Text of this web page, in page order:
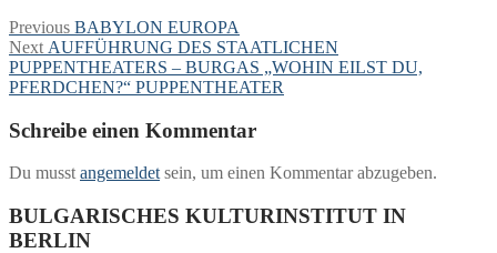
Beitragsnavigation
Previous Previous
post:
BABYLON EUROPA
Next Next
post:
AUFFÜHRUNG DES STAATLICHEN
PUPPENTHEATERS – BURGAS „WOHIN EILST DU,
PFERDCHEN?“ PUPPENTHEATER
Schreibe einen Kommentar
Du musst angemeldet sein, um einen Kommentar abzugeben.
BULGARISCHES KULTURINSTITUT IN
BERLIN